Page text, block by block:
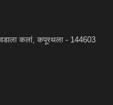
कलां, कपूरथला - 144603